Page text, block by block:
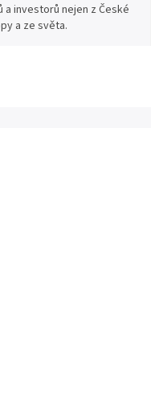
investorů nejen z České
a ze světa.